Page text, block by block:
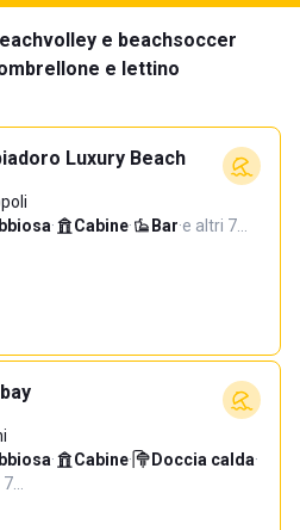
e beachsoccer
e lettino
Luxury Beach
· Cabine· Bar·e altri 7…
· Cabine· Doccia calda·